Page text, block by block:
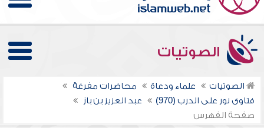
الصوتيات
الصوتيات علماء ودعاة
محاضرات مفرغة
فتاوى نور على الدرب (970)
عبد العزيز بن باز
صفحة الفهرس